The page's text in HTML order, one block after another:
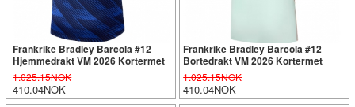
Frankrike Bradley Barcola #12
Hjemmedrakt VM 2026 Kortermet
1.025.15NOK
410.04NOK
Frankrike Bradley Barcola #12
Bortedrakt VM 2026 Kortermet
1.025.15NOK
410.04NOK